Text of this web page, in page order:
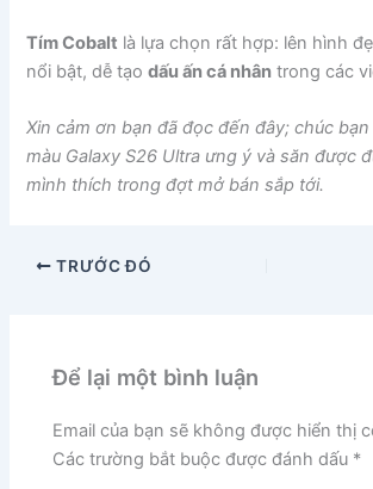
Tím Cobalt là lựa chọn rất hợp: lên hình
nổi bật, dễ tạodấu ấn cá nhân trong các
Xin cảm ơn bạn đã đọc đến đây; chúc
màu Galaxy S26 Ultra ưng ý và săn được
mình thích trong đợt mở bán sắp tới.
TRƯỚC ĐÓ
Để lại một bình luận
Email của bạn sẽ không được hiển thị
Các trường bắt buộc được đánh dấu *